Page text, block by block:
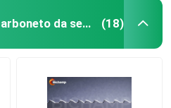
Lâminas derrubadas carboneto da serra de fita (18)